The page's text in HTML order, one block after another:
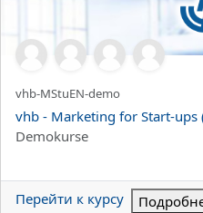
Краткое название курса
vhb-MStuEN-demo
Название курса
vhb - Marketing for Start-ups
Категория курса
Demokurse
Перейти к курсу